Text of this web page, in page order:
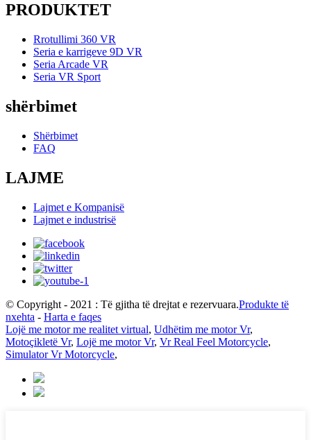
PRODUKTET
Rrotullimi 360 VR
Seria e karrigeve 9D VR
Seria Arcade VR
Seria VR Sport
shërbimet
Shërbimet
FAQ
LAJME
Lajmet e Kompanisë
Lajmet e industrisë
© Copyright - 2021 : Të gjitha të drejtat e rezervuara.Produkte të
nxehta - Harta e faqes
Lojë me motor me realitet virtual, Udhëtim me motor Vr,
Motoçikletë Vr, Lojë me motor Vr, Vr Real Feel Motorcycle,
Simulator Vr Motorcycle,